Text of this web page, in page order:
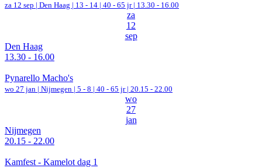
za 12 sep | Den Haag | 13 - 14 | 40 - 65 jr | 13.30 - 16.00
za
12
sep
Den Haag
13.30 - 16.00
Pynarello Macho's
wo 27 jan | Nijmegen | 5 - 8 | 40 - 65 jr | 20.15 - 22.00
wo
27
jan
Nijmegen
20.15 - 22.00
Kamfest - Kamelot dag 1